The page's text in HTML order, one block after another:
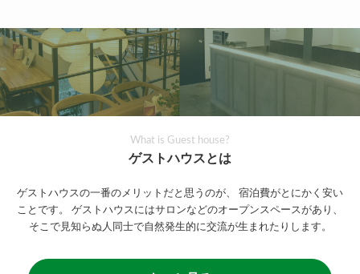
What is Guest house?
ゲストハウスとは
ゲストハウスの一番のメリットだと思うのが、
宿泊費がとにかく安い
ことです。
ゲストハウスにはサロンなどのオープンスペースがあり、
そこで見知らぬ人同士で自然発生的に交流が生まれたりします。